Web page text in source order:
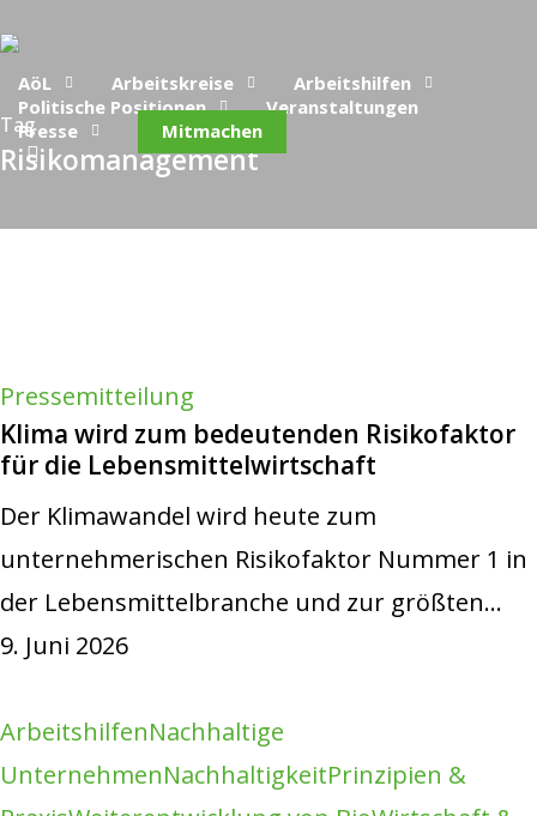
to
main
content
AöL Arbeitskreise
Arbeitshilfen
Politische Positionen
Veranstaltungen
Presse
Mitmachen
search
Tag
Risikomanagement
Pressemitteilung
Klima wird zum bedeutenden Risikofaktor
für die Lebensmittelwirtschaft
Der Klimawandel wird heute zum
unternehmerischen Risikofaktor Nummer 1 in
der Lebensmittelbranche und zur größten…
9. Juni 2026
ArbeitshilfenNachhaltige
UnternehmenNachhaltigkeitPrinzipien &